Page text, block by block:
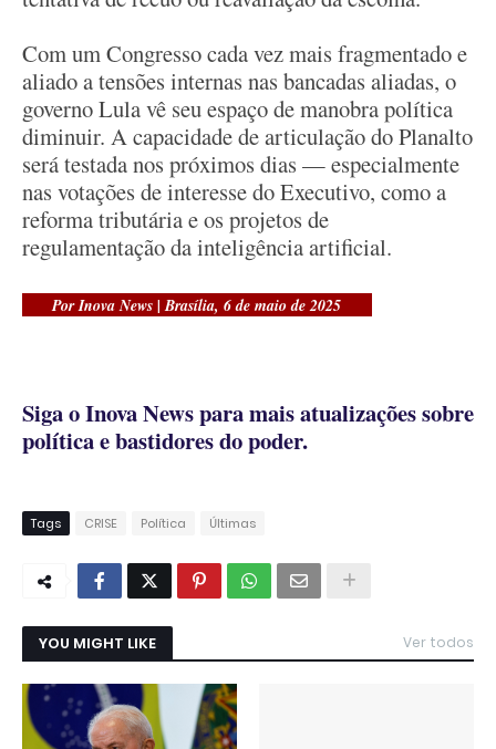
Com um Congresso cada vez mais fragmentado e
aliado a tensões internas nas bancadas aliadas, o
governo Lula vê seu espaço de manobra política
diminuir. A capacidade de articulação do Planalto
será testada nos próximos dias — especialmente
nas votações de interesse do Executivo, como a
reforma tributária e os projetos de
regulamentação da inteligência artificial.
Por Inova News | Brasília, 6 de maio de 2025
Siga o Inova News para mais atualizações sobre
política e bastidores do poder.
Tags CRISE Política Últimas
YOU MIGHT LIKE Ver todos